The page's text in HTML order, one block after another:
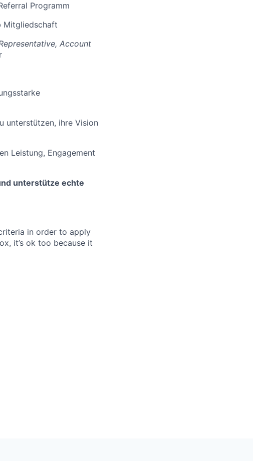
Programm
Mitgliedschaft
Account
unterstützen, ihre Vision
Leistung, Engagement
unterstütze echte
in order to apply
it’s ok too because it